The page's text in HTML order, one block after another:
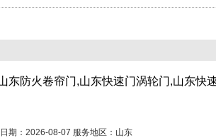
防火卷帘门,山东快速门涡轮门,山东
期：2026-08-07 服务地区：山东